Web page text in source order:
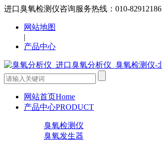
进口臭氧检测仪咨询服务热线：010-82912186
网站地图
|
产品中心
网站首页Home
产品中心PRODUCT
臭氧检测仪
臭氧发生器